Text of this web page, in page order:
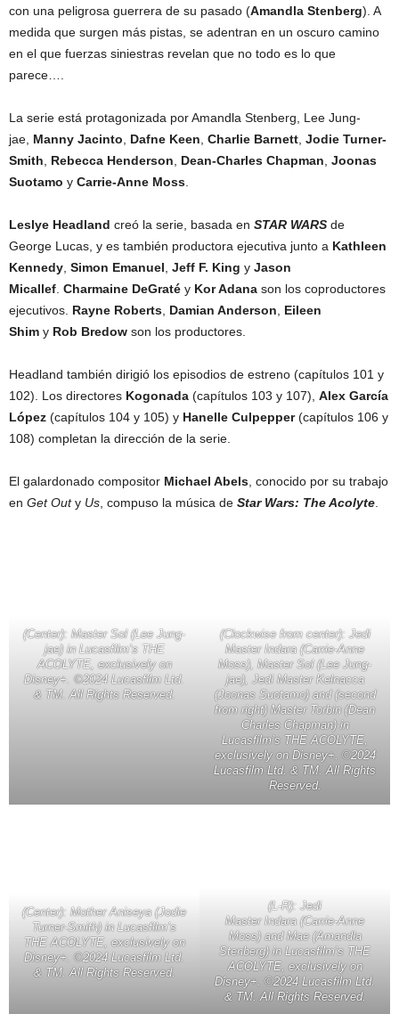
con una peligrosa guerrera de su pasado (Amandla Stenberg). A
medida que surgen más pistas, se adentran en un oscuro camino
en el que fuerzas siniestras revelan que no todo es lo que
parece….
La serie está protagonizada por Amandla Stenberg, Lee Jung-
jae, Manny Jacinto, Dafne Keen, Charlie Barnett, Jodie Turner-
Smith, Rebecca Henderson, Dean-Charles Chapman, Joonas
Suotamo y Carrie-Anne Moss.
Leslye Headland creó la serie, basada en STAR WARS de
George Lucas, y es también productora ejecutiva junto a Kathleen
Kennedy, Simon Emanuel, Jeff F. King y Jason
Micallef. Charmaine DeGraté y Kor Adana son los coproductores
ejecutivos. Rayne Roberts, Damian Anderson, Eileen
Shim y Rob Bredow son los productores.
Headland también dirigió los episodios de estreno (capítulos 101 y
102). Los directores Kogonada (capítulos 103 y 107), Alex García
López (capítulos 104 y 105) y Hanelle Culpepper(capítulos 106 y
108) completan la dirección de la serie.
El galardonado compositor Michael Abels, conocido por su trabajo
en Get Outy Us, compuso la música de Star Wars: The Acolyte.
(Center): Master Sol (Lee Jung-
jae) in Lucasfilm’s THE
ACOLYTE, exclusively on
Disney+. ©2024 Lucasfilm Ltd.
& TM. All Rights Reserved.
(Clockwise from center): Jedi
Master Indara (Carrie-Anne
Moss), Master Sol (Lee Jung-
jae), Jedi Master Kelnacca
(Joonas Suotamo) and (second
from right) Master Torbin (Dean
Charles Chapman) in
Lucasfilm’s THE ACOLYTE,
exclusively on Disney+. ©2024
Lucasfilm Ltd. & TM. All Rights
Reserved.
(Center): Mother Aniseya (Jodie
Turner-Smith) in Lucasfilm’s
THE ACOLYTE, exclusively on
Disney+. ©2024 Lucasfilm Ltd.
& TM. All Rights Reserved.
(L-R): Jedi
Master Indara (Carrie-Anne
Moss) and Mae (Amandla
Stenberg) in Lucasfilm’s THE
ACOLYTE, exclusively on
Disney+. ©2024 Lucasfilm Ltd.
& TM. All Rights Reserved.